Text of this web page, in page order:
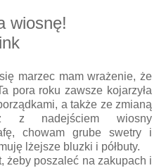
wiosnę!
marzec mam wrażenie, że
pora roku zawsze kojarzyła
a także ze zmianą
z nadejściem wiosny
chowam grube swetry i
lżejsze bluzki i półbuty.
żeby poszaleć na zakupach i